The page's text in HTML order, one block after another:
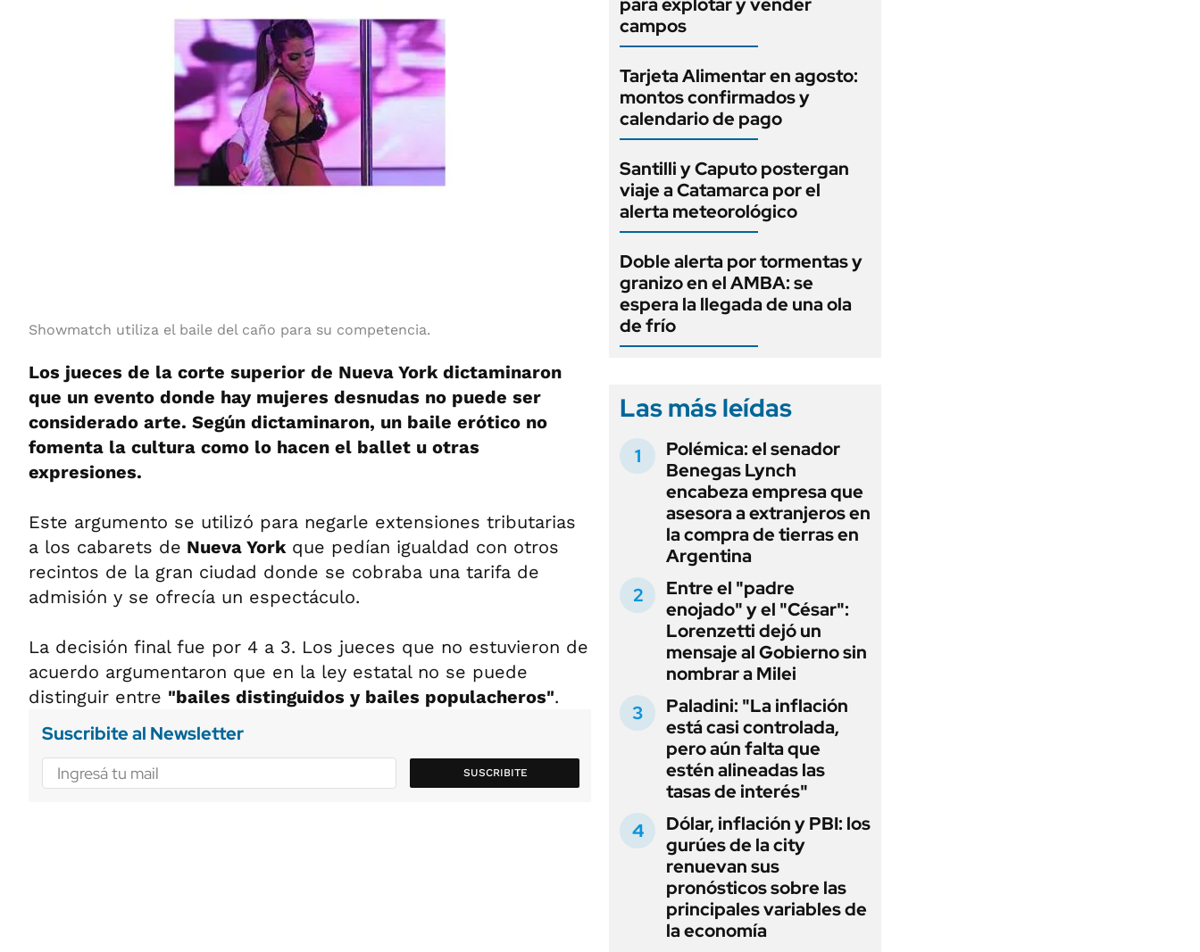
Showmatch utiliza el baile del caño para su competencia.
Los jueces de la corte superior de Nueva York dictaminaron
que un evento donde hay mujeres desnudas no puede ser
considerado arte. Según dictaminaron, un baile erótico no
fomenta la cultura como lo hacen el ballet u otras
expresiones.
Este argumento se utilizó para negarle extensiones tributarias
a los cabarets de Nueva York que pedían igualdad con otros
recintos de la gran ciudad donde se cobraba una tarifa de
admisión y se ofrecía un espectáculo.
La decisión final fue por 4 a 3. Los jueces que no estuvieron de
acuerdo argumentaron que en la ley estatal no se puede
distinguir entre "bailes distinguidos y bailes populacheros".
Suscribite al Newsletter
SUSCRIBITE
campos
Tarjeta Alimentar en agosto:
montos confirmados y
calendario de pago
Santilli y Caputo postergan
viaje a Catamarca por el
alerta meteorológico
Doble alerta por tormentas y
granizo en el AMBA: se
espera la llegada de una ola
de frío
Las más leídas
Polémica: el senador
Benegas Lynch
encabeza empresa que
asesora a extranjeros en
la compra de tierras en
Argentina
Entre el "padre
enojado" y el "César":
Lorenzetti dejó un
mensaje al Gobierno sin
nombrar a Milei
Paladini: "La inflación
está casi controlada,
pero aún falta que
estén alineadas las
tasas de interés"
Dólar, inflación y PBI: los
gurúes de la city
renuevan sus
pronósticos sobre las
principales variables de
la economía